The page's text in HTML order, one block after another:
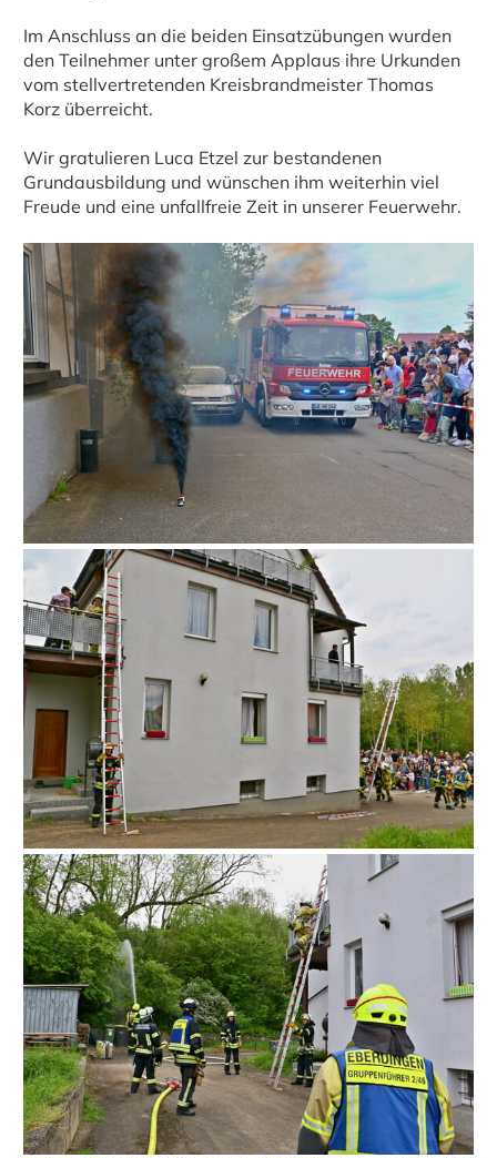
Im Anschluss an die beiden Einsatzübungen wurden
den Teilnehmer unter großem Applaus ihre Urkunden
vom stellvertretenden Kreisbrandmeister Thomas
Korz überreicht.
Wir gratulieren Luca Etzel zur bestandenen
Grundausbildung und wünschen ihm weiterhin viel
Freude und eine unfallfreie Zeit in unserer Feuerwehr.